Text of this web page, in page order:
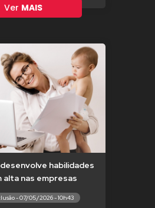
Ver MAIS
habilidades
alta nas empresas
- 07/05/2026 - 10h43